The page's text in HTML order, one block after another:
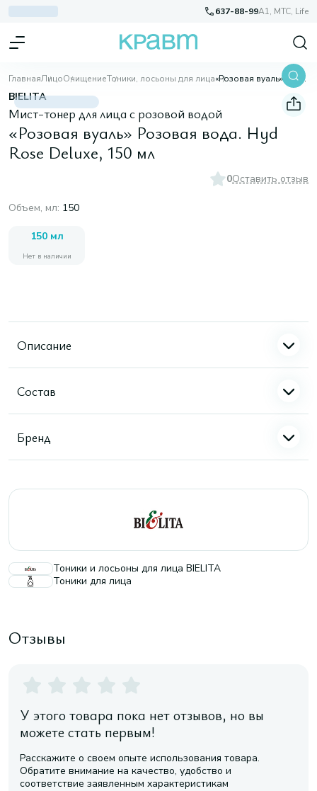
637-88-99A1, МТС, Life
ГлавнаяЛицоОчищениеТоники, лосьоны для лица «Розовая вуаль» Розовая вода. Hyd Rose Deluxe, 150 мл
BIELITA
Мист-тонер для лица с розовой водой
«Розовая вуаль» Розовая вода. Hyd
Rose Deluxe, 150 мл
0Оставить отзыв
Объем, мл: 150
150 мл
Нет в наличии
Описание
Состав
Бренд
Тоники и лосьоны для лица BIELITA
Тоники для лица
Отзывы
У этого товара пока нет отзывов, но вы
можете стать первым!
Расскажите о своем опыте использования товара.
Обратите внимание на качество, удобство и
соответствие заявленным характеристикам